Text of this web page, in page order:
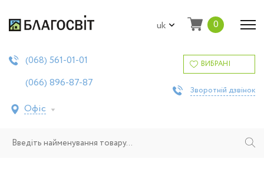
uk 0
(068) 561-01-01
(066) 896-87-87
Офіс
ВИБРАНІ
Зворотній дзвінок